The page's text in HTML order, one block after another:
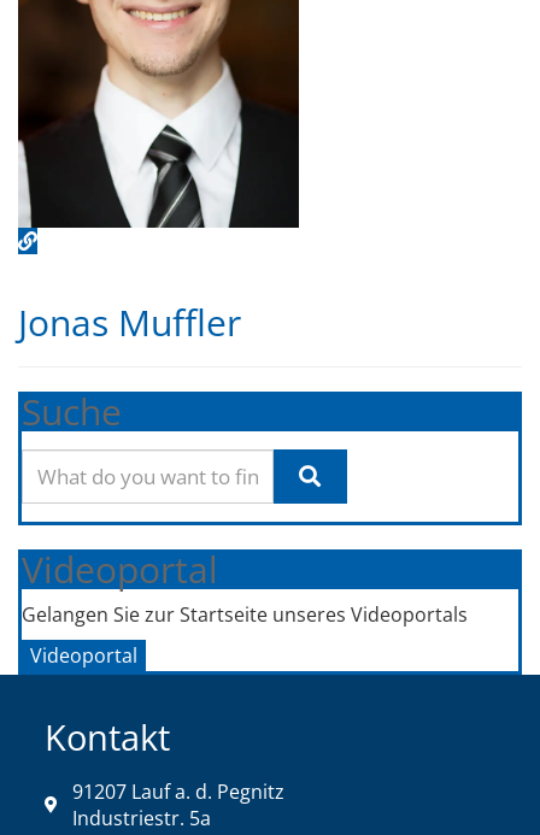
Jonas Muffler
Suche
Videoportal
Gelangen Sie zur Startseite unseres Videoportals
Videoportal
Kontakt
91207 Lauf a. d. Pegnitz
Industriestr. 5a